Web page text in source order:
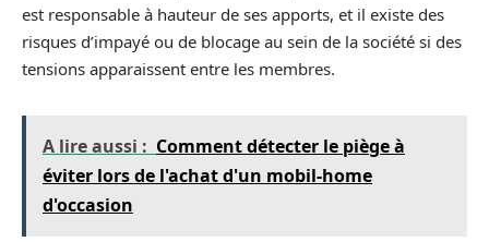
est responsable à hauteur de ses apports, et il existe des
risques d’impayé ou de blocage au sein de la société si des
tensions apparaissent entre les membres.
A lire aussi : Comment détecter le piège à
éviter lors de l'achat d'un mobil-home
d'occasion